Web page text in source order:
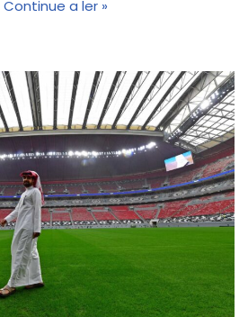
Continue a ler »